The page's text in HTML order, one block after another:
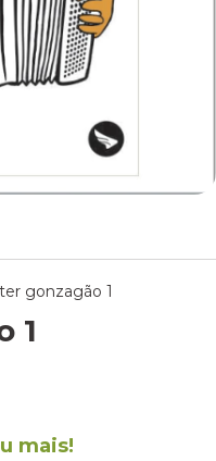
gonzagão 1
1
mais!